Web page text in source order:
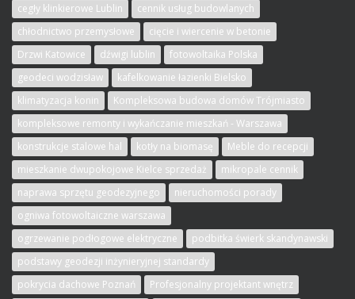
cegły klinkierowe Lublin
cennik usług budowlanych
chłodnictwo przemysłowe
cięcie i wiercenie w betonie
Drzwi Katowice
dźwigi lublin
fotowoltaika Polska
geodeci wodzisław
kafelkowanie łazienki Bielsko
klimatyzacja konin
Kompleksowa budowa domów Trójmiasto
kompleksowe remonty i wykańczanie mieszkań - Warszawa
konstrukcje stalowe hal
kotły na biomasę
Meble do recepcji
mieszkanie dwupokojowe Kielce sprzedaż
mikropale cennik
naprawa sprzętu geodezyjnego
nieruchomości porady
ogniwa fotowoltaiczne warszawa
ogrzewanie podłogowe elektryczne
podbitka świerk skandynawski
podstawy geodezji inżynieryjnej standardy
pokrycia dachowe Poznań
Profesjonalny projektant wnętrz